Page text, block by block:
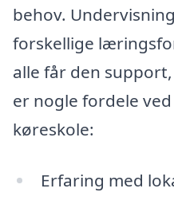
behov.
forskellige
alle får den
er nogle fordele
køreskole:
Erfaring med